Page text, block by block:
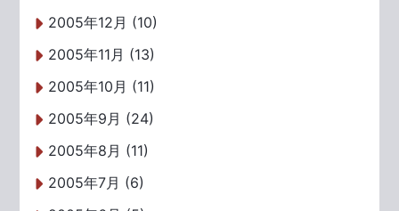
2005年12月 (10)
2005年11月 (13)
2005年10月 (11)
2005年9月 (24)
2005年8月 (11)
2005年7月 (6)